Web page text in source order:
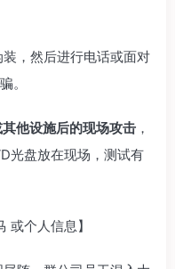
，然后进行电话或面对
。
他设施后的现场攻击 ，
光盘放在现场，测试有
或个人信息】